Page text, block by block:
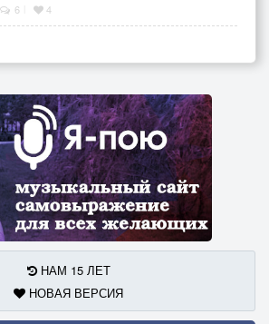
6 4
НАМ 15 ЛЕТ
НОВАЯ ВЕРСИЯ